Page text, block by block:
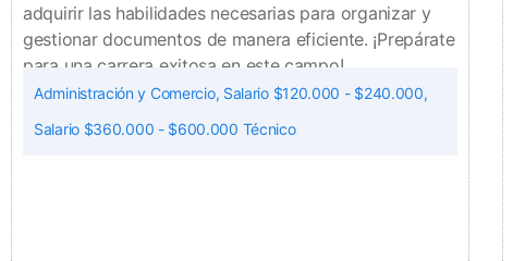
adquirir las habilidades necesarias para organizar y
gestionar documentos de manera eficiente. ¡Prepárate
para una carrera exitosa en este campo!
Administración y Comercio, Salario $120.000 - $240.000,
Salario $360.000 - $600.000 Técnico